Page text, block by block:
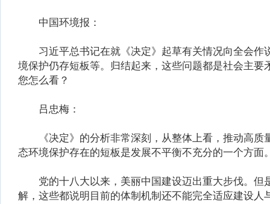
中国环境报：
习近平总书记在就《决定》起草有关情况向全会作
境保护仍存短板等。归结起来，这些问题都是社会主
您怎么看？
吕忠梅：
《决定》的分析非常深刻，从整体上看，推动高质
态环境保护存在的短板是发展不平衡不充分的一个方面
党的十八大以来，美丽中国建设迈出重大步伐。但
解，这些都说明目前的体制机制还不能完全适应建设